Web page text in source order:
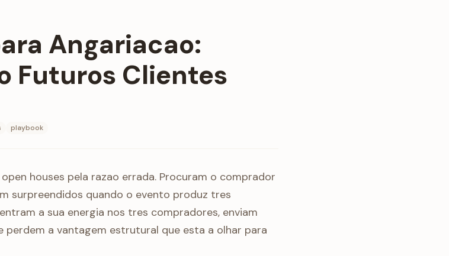
Angariacao:
Futuros Clientes
playbook
houses pela razao errada. Procuram o comprador
surpreendidos quando o evento produz tres
a sua energia nos tres compradores, enviam
perdem a vantagem estrutural que esta a olhar para